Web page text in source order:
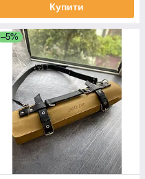
Купити
–5%